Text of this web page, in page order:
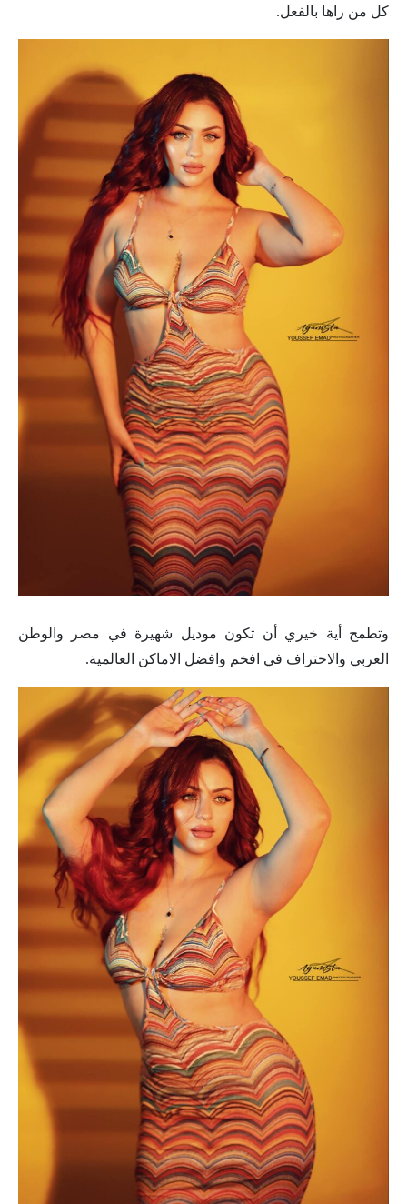
كل من راها بالفعل.
وتطمح أية خيري أن تكون موديل شهيرة في مصر والوطن
العربي والاحتراف في افخم وافضل الاماكن العالمية.